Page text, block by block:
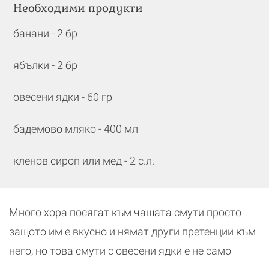
Необходими продукти
банани - 2 бр
ябълки - 2 бр
овесени ядки - 60 гр
бадемово мляко - 400 мл
кленов сироп или мед - 2 с.л.
Много хора посягат към чашата смути просто
защото им е вкусно и нямат други претенции към
него, но това смути с овесени ядки е не само